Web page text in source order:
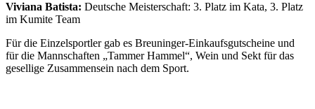
Viviana Batista: Deutsche Meisterschaft: 3. Platz im Kata, 3. Platz
im Kumite Team
Für die Einzelsportler gab es Breuninger-Einkaufsgutscheine und
für die Mannschaften „Tammer Hammel“, Wein und Sekt für das
gesellige Zusammensein nach dem Sport.